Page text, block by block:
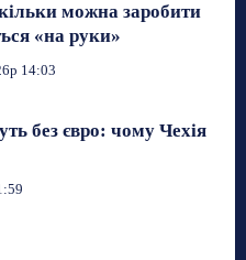
можна заробити
«на руки»
14:03
без євро: чому Чехія